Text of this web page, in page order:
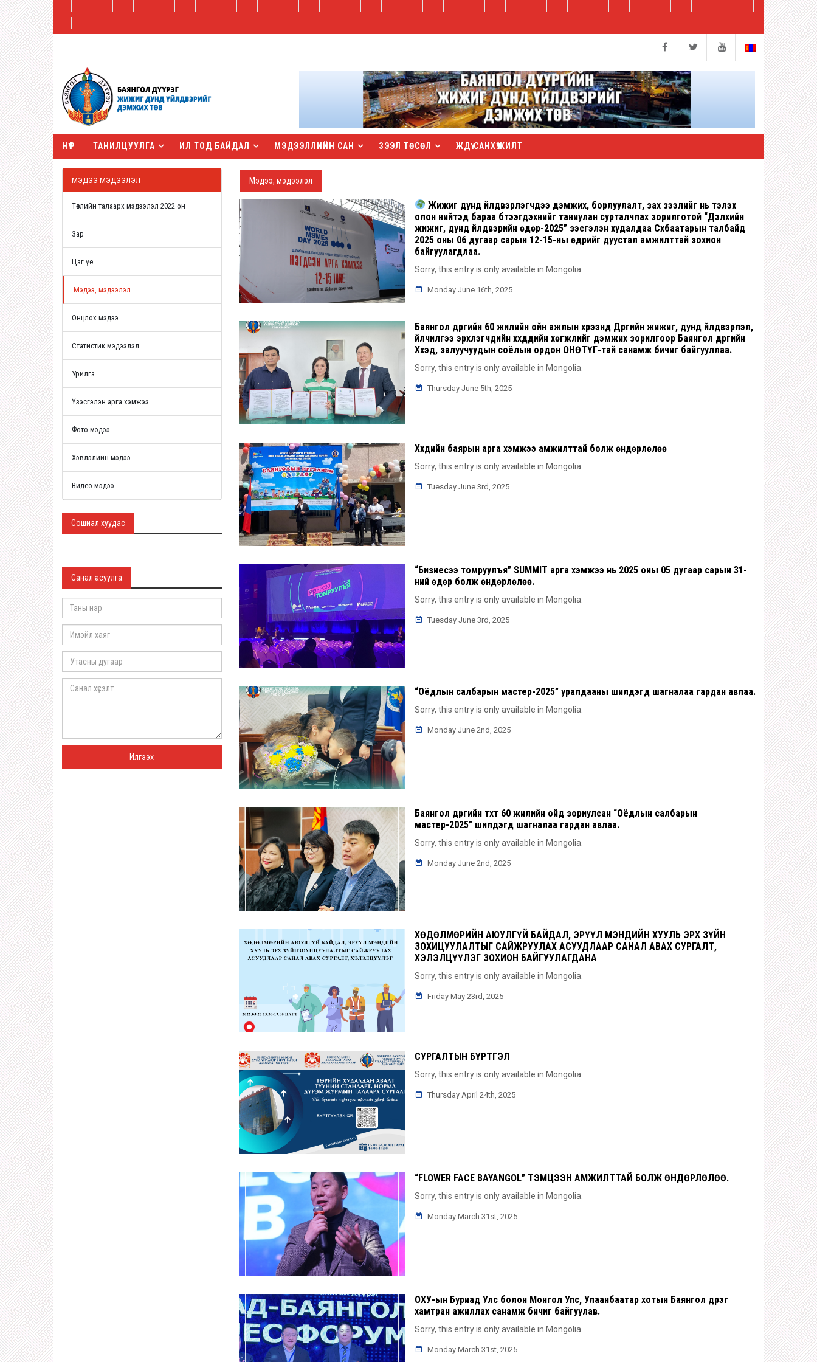
НҮҮР ТАНИЛЦУУЛГА ИЛ ТОД БАЙДАЛ МЭДЭЭЛЛИЙН САН ЗЭЭЛ ТӨСӨЛ ЖДҮ САНХҮҮЖИЛТ
МЭДЭЭ МЭДЭЭЛЭЛ
Төслийн талаарх мэдээлэл 2022 он
Зар
Цаг үе
Мэдээ, мэдээлэл
Онцлох мэдээ
Статистик мэдээлэл
Урилга
Үзэсгэлэн арга хэмжээ
Фото мэдээ
Хэвлэлийн мэдээ
Видео мэдээ
Сошиал хуудас
Санал асуулга
Мэдээ, мэдээлэл
Жижиг дунд үйлдвэрлэгчдээ дэмжих, борлуулалт, зах зээлийг нь тэлэх
олон нийтэд бараа бүтээгдэхүүнийг таниулан сурталчлах зорилготой “Дэлхийн
жижиг, дунд үйлдвэрийн өдөр-2025” үзэсгэлэн худалдаа Сүхбаатарын талбайд
2025 оны 06 дугаар сарын 12-15-ны өдрийг дуустал амжилттай зохион
байгуулагдлаа.
Sorry, this entry is only available in Mongolia.
Monday June 16th, 2025
Баянгол дүүргийн 60 жилийн ойн ажлын хүрээнд Дүүргийн жижиг, дунд үйлдвэрлэл,
үйлчилгээ эрхлэгчдийн хүүхдүүдийн хөгжлийг дэмжих зорилгоор Баянгол дүүргийн
Хүүхэд, залуучуудын соёлын ордон ОНӨТҮГ-тай санамж бичиг байгууллаа.
Sorry, this entry is only available in Mongolia.
Thursday June 5th, 2025
Хүүхдийн баярын арга хэмжээ амжилттай болж өндөрлөлөө
Sorry, this entry is only available in Mongolia.
Tuesday June 3rd, 2025
“Бизнесээ томруулъя” SUMMIT арга хэмжээ нь 2025 оны 05 дугаар сарын 31-
ний өдөр болж өндөрлөлөө.
Sorry, this entry is only available in Mongolia.
Tuesday June 3rd, 2025
“Оёдлын салбарын мастер-2025” уралдааны шилдэгүүд шагналаа гардан авлаа.
Sorry, this entry is only available in Mongolia.
Monday June 2nd, 2025
Баянгол дүүргийн түүхт 60 жилийн ойд зориулсан “Оёдлын салбарын
мастер-2025” шилдэгүүд шагналаа гардан авлаа.
Sorry, this entry is only available in Mongolia.
Monday June 2nd, 2025
ХӨДӨЛМӨРИЙН АЮУЛГҮЙ БАЙДАЛ, ЭРҮҮЛ МЭНДИЙН ХУУЛЬ ЭРХ ЗҮЙН
ЗОХИЦУУЛАЛТЫГ САЙЖРУУЛАХ АСУУДЛААР САНАЛ АВАХ СУРГАЛТ,
ХЭЛЭЛЦҮҮЛЭГ ЗОХИОН БАЙГУУЛАГДАНА
Sorry, this entry is only available in Mongolia.
Friday May 23rd, 2025
СУРГАЛТЫН БҮРТГЭЛ
Sorry, this entry is only available in Mongolia.
Thursday April 24th, 2025
“FLOWER FACE BAYANGOL” ТЭМЦЭЭН АМЖИЛТТАЙ БОЛЖ ӨНДӨРЛӨЛӨӨ.
Sorry, this entry is only available in Mongolia.
Monday March 31st, 2025
ОХУ-ын Буриад Улс болон Монгол Упс, Улаанбаатар хотын Баянгол дүүрэг
хамтран ажиллах санамж бичиг байгуулав.
Sorry, this entry is only available in Mongolia.
Monday March 31st, 2025